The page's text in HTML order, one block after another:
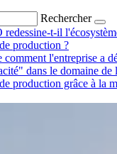
Rechercher
t-il
production ?
l'entreprise a
dans le domaine de
production grâce à la